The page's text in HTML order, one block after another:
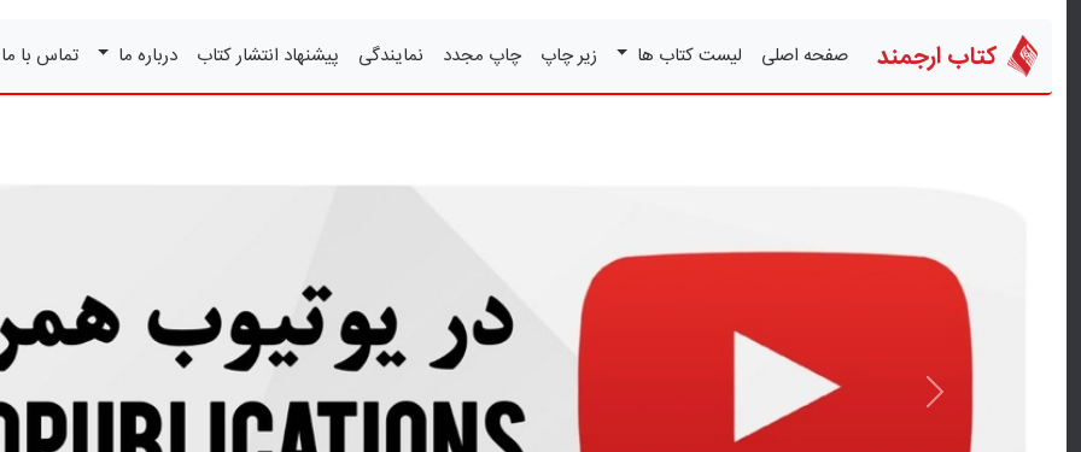
کتاب ارجمند صفحه اصلی لیست کتاب ها زیر چاپ چاپ مجدد نمایندگی پیشنهاد انتشار کتاب درباره ما تماس با
قبلی